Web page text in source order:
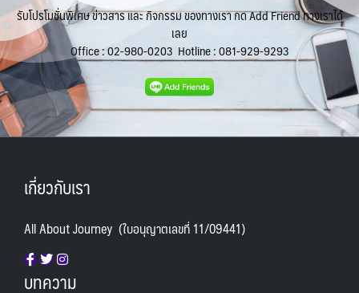
รับโปรโมชั่นพิเศษ ข่าวสาร และ กิจกรรม ของทางเรา กด Add Friend ทางเราได้
เลย
Office :02-980-0203 Hotline :081-929-9293
เกี่ยวกับเรา
All About Journey (ใบอนุญาตเลขที่ 11/09441)
บทความ